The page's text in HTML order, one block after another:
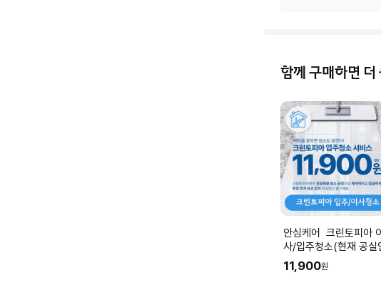
함께 구매하면 더
안심케어 크린토피아 이
사/입주청소(현재 공실
공간청소) I 공간 평수에
춰 수량을 입력해주세요.
11,900원